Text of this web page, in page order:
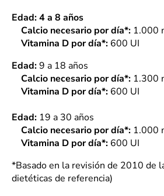
Edad: 4 a 8 años
Calcio necesario por día*: 1.000
Vitamina D por día*: 600 UI
Edad:9 a 18 años
Calcio necesario por día*: 1.300
Vitamina D por día*: 600 UI
Edad: 19 a 30 años
Calcio necesario por día*: 1.000
Vitamina D por día*: 600 UI
*Basado en la revisión de 2010 de
dietéticas de referencia)